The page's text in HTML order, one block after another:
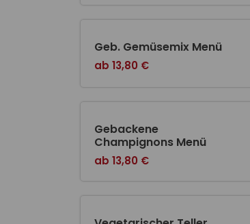
Geb. Gemüsemix Menü
ab 13,80 €
Gebackene
Champignons Menü
ab 13,80 €